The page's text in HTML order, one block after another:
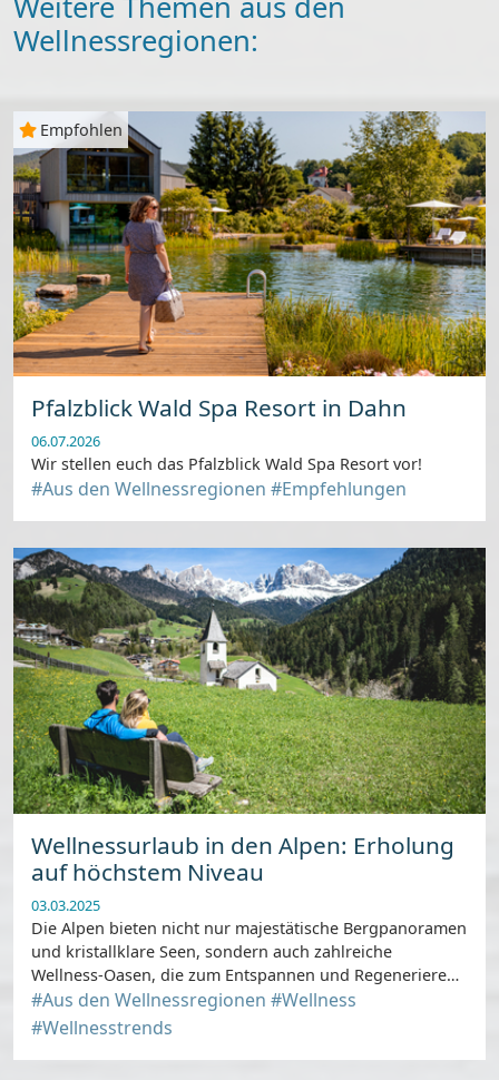
Wellnessregionen:
Empfohlen
Pfalzblick Wald Spa Resort in Dahn
06.07.2026
Wir stellen euch das Pfalzblick Wald Spa Resort vor!
#Aus den Wellnessregionen #Empfehlungen
Wellnessurlaub in den Alpen: Erholung
auf höchstem Niveau
03.03.2025
Die Alpen bieten nicht nur majestätische Bergpanoramen
und kristallklare Seen, sondern auch zahlreiche
Wellness-Oasen, die zum Entspannen und Regenerieren
einladen.
#Aus den Wellnessregionen #Wellness
#Wellnesstrends